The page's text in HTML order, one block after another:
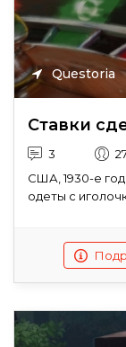
Questoria
Ставки
3
США, 1930-е
одеты с